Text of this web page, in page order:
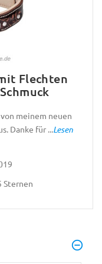
Flechten
meinem neuen
Danke für ...Lesen
Sternen